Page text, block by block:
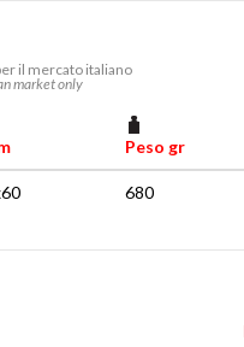
il mercato italiano
market only
Peso gr
680